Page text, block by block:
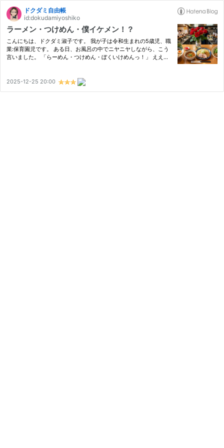
ドクダミ自由帳
id:dokudamiyoshiko
ラーメン・つけめん・僕イケメン！？
こんにちは、ドクダミ淑子です。 我が子は令和生まれの5歳児、職
業:保育園児です。 ある日、お風呂の中でニヤニヤしながら、こう
言いました。 「らーめん・つけめん・ぼくいけめんっ！」 えええ
2025-12-25 20:00